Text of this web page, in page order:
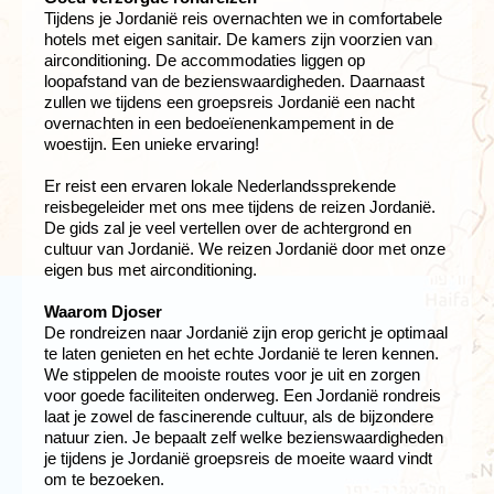
Tijdens je Jordanië reis overnachten we in comfortabele
hotels met eigen sanitair. De kamers zijn voorzien van
airconditioning. De accommodaties liggen op
loopafstand van de bezienswaardigheden. Daarnaast
zullen we tijdens een groepsreis Jordanië een nacht
overnachten in een bedoeïenenkampement in de
woestijn. Een unieke ervaring!
Er reist een ervaren lokale Nederlandssprekende
reisbegeleider met ons mee tijdens de reizen Jordanië.
De gids zal je veel vertellen over de achtergrond en
cultuur van Jordanië. We reizen Jordanië door met onze
eigen bus met airconditioning.
Waarom Djoser
De rondreizen naar Jordanië zijn erop gericht je optimaal
te laten genieten en het echte Jordanië te leren kennen.
We stippelen de mooiste routes voor je uit en zorgen
voor goede faciliteiten onderweg. Een Jordanië rondreis
laat je zowel de fascinerende cultuur, als de bijzondere
natuur zien. Je bepaalt zelf welke bezienswaardigheden
je tijdens je Jordanië groepsreis de moeite waard vindt
om te bezoeken.